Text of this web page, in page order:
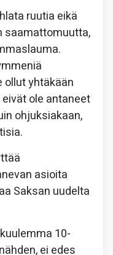
ruutia eikä
saamattomuutta,
ollut yhtäkään
ole antaneet
ohjuksiakaan,
asioita
Saksan uudelta
10-
ei edes